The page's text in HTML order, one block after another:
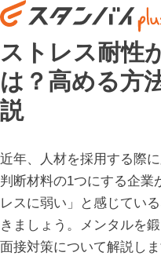
ストレス耐性
は？高める方
説
近年、人材を採用する際
判断材料の1つにする企業
レスに弱い」と感じてい
きましょう。メンタルを
面接対策について解説しま